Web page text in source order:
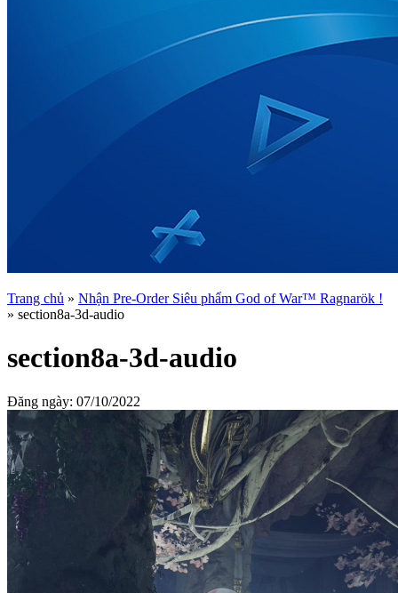
Trang chủ » Nhận Pre-Order Siêu phẩm God of War™ Ragnarök !
» section8a-3d-audio
section8a-3d-audio
Đăng ngày: 07/10/2022